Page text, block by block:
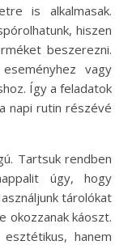
is alkalmasak.
hiszen
beszerezni.
vagy
Így a feladatok
napi rutin részévé
Tartsuk rendben
úgy, hogy
tárolókat
okozzanak káoszt.
hanem